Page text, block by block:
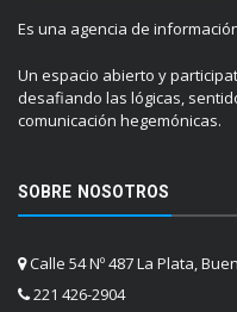
Es una agencia de
Un espacio abierto y
desafiando las lógicas,
comunicación hegemónicas.
SOBRE NOSOTROS
Calle 54 Nº 487 La Plata,
221 426-2904